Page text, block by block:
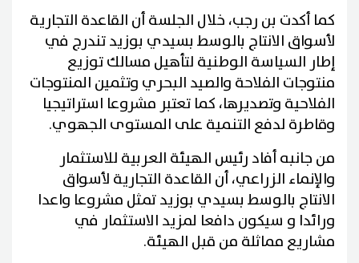
كما أكدت بن رجب، خلال الجلسة أن القاعدة التجارية
لأسواق الانتاج بالوسط بسيدي بوزيد تندرج في
إطار السياسة الوطنية لتأهيل مسالك توزيع
منتوجات الفلاحة والصيد البحري وتثمين المنتوجات
الفلاحية وتصديرها، كما تعتبر مشروعا استراتيجيا
وقاطرة لدفع التنمية على المستوى الجهوي.
من جانبه أفاد رئيس الهيئة العربية للاستثمار
والإنماء الزراعي، أن القاعدة التجارية لأسواق
الانتاج بالوسط بسيدي بوزيد تمثل مشروعا واعدا
ورائدا و سيكون دافعا لمزيد الاستثمار في
مشاريع مماثلة من قبل الهيئة.